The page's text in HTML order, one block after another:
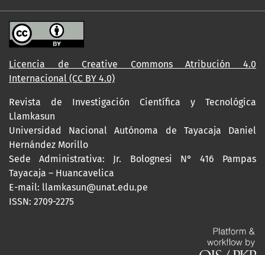
Licencia de Creative Commons Atribución 4.0
Internacional (CC BY 4.0)
Revista de Investigación Científica y Tecnológica
Llamkasun
Universidad Nacional Autónoma de Tayacaja Daniel
Hernández Morillo
Sede Administrativa: Jr. Bolognesi N° 416 Pampas
Tayacaja – Huancavelica
E-mail: llamkasun@unat.edu.pe
ISSN: 2709-2275